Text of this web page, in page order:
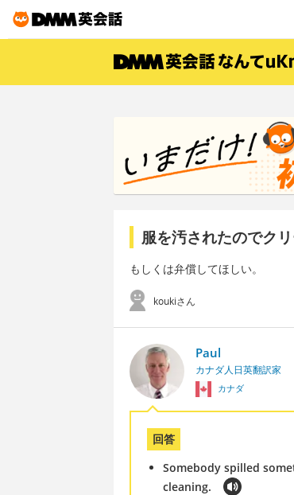
服を汚されたのでク
もしくは弁償してほしい。
koukiさん
Paul
カナダ人日英翻訳家
カナダ
回答
Somebody spilled
cleaning.